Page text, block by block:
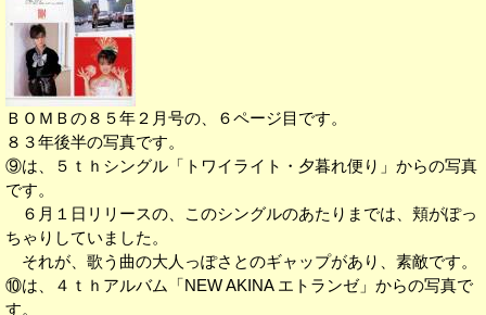
ＢＯＭＢの８５年２月号の、６ページ目です。
８３年後半の写真です。
⑨は、５ｔｈシングル「トワイライト・夕暮れ便り」からの写真
です。
６月１日リリースの、このシングルのあたりまでは、頬がぽっ
ちゃりしていました。
それが、歌う曲の大人っぽさとのギャップがあり、素敵です。
⑩は、４ｔｈアルバム「NEW AKINA エトランゼ」からの写真で
す。